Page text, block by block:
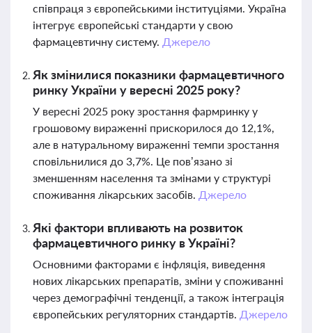
співпраця з європейськими інституціями. Україна
інтегрує європейські стандарти у свою
фармацевтичну систему. Джерело
Як змінилися показники фармацевтичного
ринку України у вересні 2025 року?
У вересні 2025 року зростання фармринку у
грошовому вираженні прискорилося до 12,1%,
але в натуральному вираженні темпи зростання
сповільнилися до 3,7%. Це пов’язано зі
зменшенням населення та змінами у структурі
споживання лікарських засобів. Джерело
Які фактори впливають на розвиток
фармацевтичного ринку в Україні?
Основними факторами є інфляція, виведення
нових лікарських препаратів, зміни у споживанні
через демографічні тенденції, а також інтеграція
європейських регуляторних стандартів. Джерело